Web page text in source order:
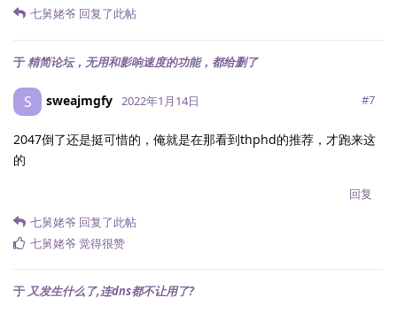
七舅姥爷 回复了此帖
于精简论坛，无用和影响速度的功能，都给删了
S sweajmgfy 2022年1月14日 #7
2047倒了还是挺可惜的，俺就是在那看到thphd的推荐，才跑来这
的
回复
七舅姥爷 回复了此帖
七舅姥爷 觉得很赞
于 又发生什么了,连dns都不让用了?